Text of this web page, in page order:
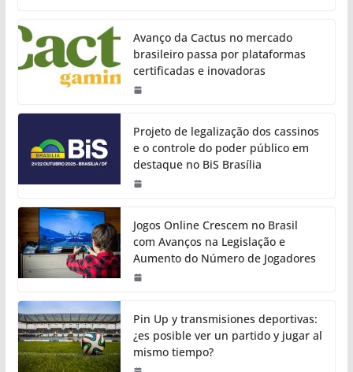
Avanço da Cactus no mercado
brasileiro passa por plataformas
certificadas e inovadoras
Projeto de legalização dos cassinos
e o controle do poder público em
destaque no BiS Brasília
Jogos Online Crescem no Brasil
com Avanços na Legislação e
Aumento do Número de Jogadores
Pin Up y transmisiones deportivas:
¿es posible ver un partido y jugar al
mismo tiempo?